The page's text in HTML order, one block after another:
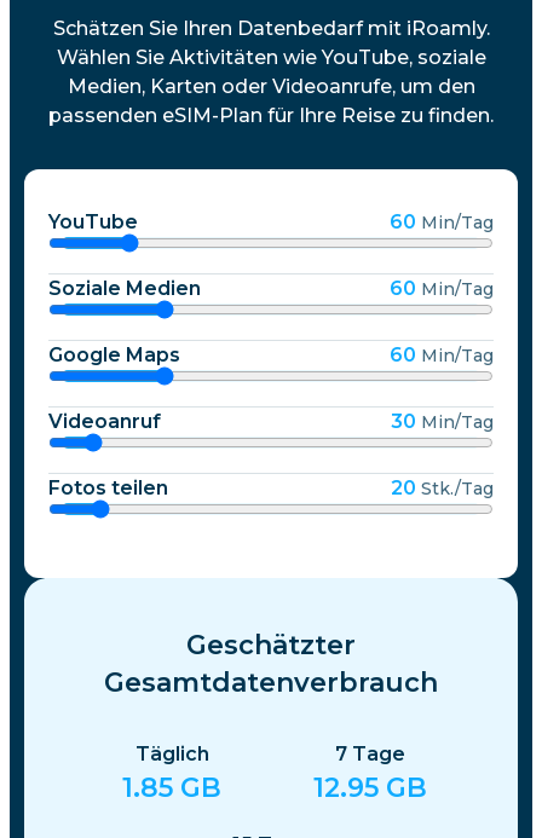
Schätzen Sie Ihren Datenbedarf mit iRoamly.
Wählen Sie Aktivitäten wie YouTube, soziale
Medien, Karten oder Videoanrufe, um den
passenden eSIM-Plan für Ihre Reise zu finden.
YouTube 60 Min/Tag
Soziale Medien 60 Min/Tag
Google Maps 60 Min/Tag
Videoanruf 30 Min/Tag
Fotos teilen 20 Stk./Tag
Geschätzter
Gesamtdatenverbrauch
Täglich
1.85 GB
7 Tage
12.95 GB